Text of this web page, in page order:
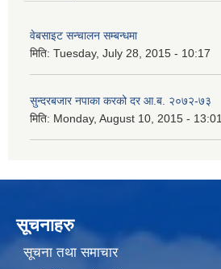
वेबसाइट सन्चालन सम्बन्धमा
मिति: Tuesday, July 28, 2015 - 10:17
सुन्दरबजार नपाका करको दर आ.ब. २०७२-७३
मिति: Monday, August 10, 2015 - 13:01
सूचनाहरु
सूचना तथा समाचार